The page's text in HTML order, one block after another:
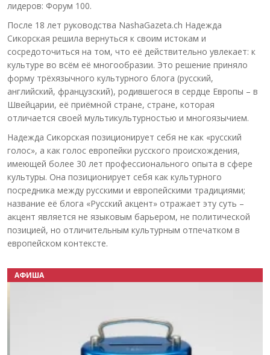
лидеров: Форум 100.
После 18 лет руководства NashaGazeta.ch Надежда
Сикорская решила вернуться к своим истокам и
сосредоточиться на том, что её действительно увлекает: к
культуре во всём её многообразии. Это решение приняло
форму трёхязычного культурного блога (русский,
английский, французский), родившегося в сердце Европы – в
Швейцарии, её приёмной стране, стране, которая
отличается своей мультикультурностью и многоязычием.
Надежда Сикорская позиционирует себя не как «русский
голос», а как голос европейки русского происхождения,
имеющей более 30 лет профессионального опыта в сфере
культуры. Она позиционирует себя как культурного
посредника между русскими и европейскими традициями;
название её блога «Русский акцент» отражает эту суть –
акцент является не языковым барьером, не политической
позицией, но отличительным культурным отпечатком в
европейском контексте.
АФИША